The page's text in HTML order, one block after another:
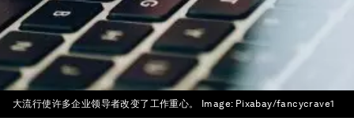
大流行使许多企业领导者改变了工作重心。 Image: Pixabay/fancycrave1